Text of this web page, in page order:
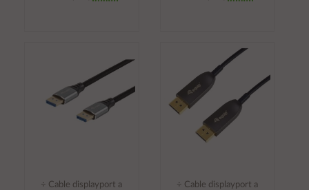
carrito
÷ Cable displayport a
÷ Cable displayport a